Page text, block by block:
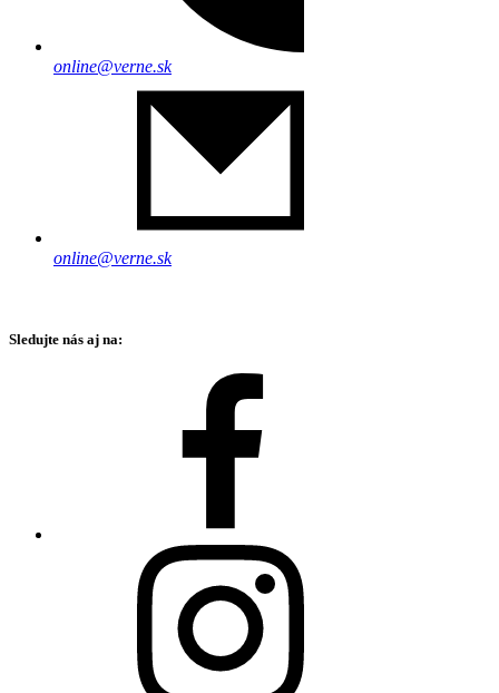
online@verne.sk
online@verne.sk
Sledujte nás aj na: